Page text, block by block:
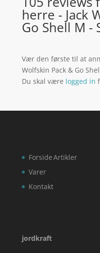
herre - Jack
Go Shell M -
Vær den første til at
Wolfskin Pack & Go
Du skal være logged in
Forside
Varer
Kontakt
Artikler
jordkraft